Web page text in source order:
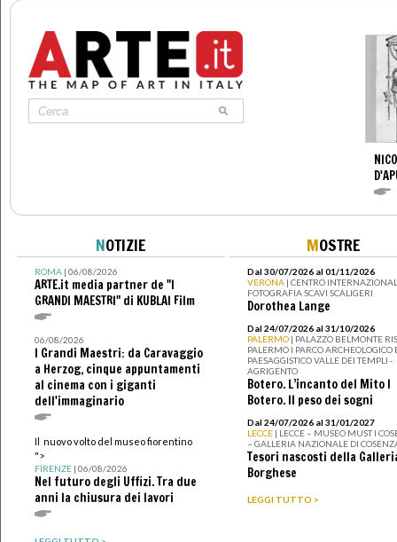
NOTIZIE
ROMA| 06/08/2026
ARTE.it media partner de "I
GRANDI MAESTRI" di KUBLAI Film
06/08/2026
I Grandi Maestri: da Caravaggio
a Herzog, cinque appuntamenti
al cinema con i giganti
dell'immaginario
Il nuovo volto del museo fiorentino
">
FIRENZE| 06/08/2026
Nel futuro degli Uffizi. Tra due
anni la chiusura dei lavori
MOSTRE
Dal 30/07/2026 al 01/11/2026
VERONA | CENTRO
FOTOGRAFIA SCAVI SCALIGERI
Dorothea Lange
Dal 24/07/2026 al 31/10/2026
PALERMO | PALAZZO BELMONTE
PALERMO I PARCO ARCHEOLOGICO
PAESAGGISTICO VALLE DEI TEMPLI -
AGRIGENTO
Botero. L’incanto del Mito I
Botero. Il peso dei sogni
Dal 24/07/2026 al 31/01/2027
LECCE | LECCE – MUSEO MUST I
– GALLERIA NAZIONALE DI
Tesori nascosti della
Borghese
LEGGI TUTTO >